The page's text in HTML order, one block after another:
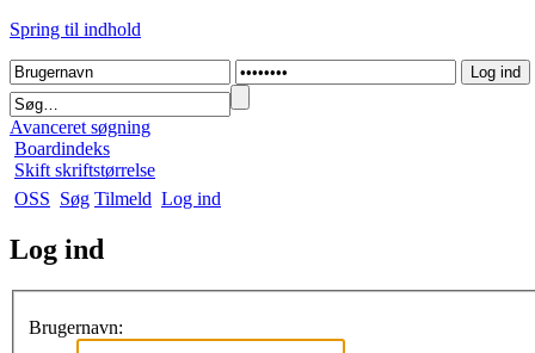
Spring til indhold
Avanceret søgning
Boardindeks
Skift skriftstørrelse
OSS Søg Tilmeld Log ind
Log ind
Brugernavn: